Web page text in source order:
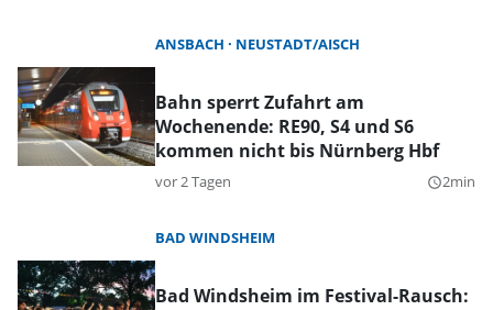
ANSBACH NEUSTADT/AISCH
Bahn sperrt Zufahrt am
Wochenende: RE90, S4 und S6
kommen nicht bis Nürnberg Hbf
vor 2 Tagen query_builder2min
BAD WINDSHEIM
Bad Windsheim im Festival-Rausch: